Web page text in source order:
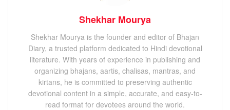
Shekhar Mourya
Shekhar Mourya is the founder and editor of Bhajan
Diary, a trusted platform dedicated to Hindi devotional
literature. With years of experience in publishing and
organizing bhajans, aartis, chalisas, mantras, and
kirtans, he is committed to preserving authentic
devotional content in a simple, accurate, and easy-to-
read format for devotees around the world.